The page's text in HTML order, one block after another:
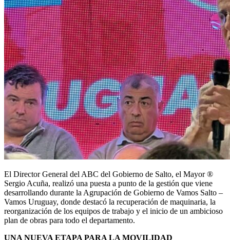
El Director General del ABC del Gobierno de Salto, el Mayor ®
Sergio Acuña, realizó una puesta a punto de la gestión que viene
desarrollando durante la Agrupación de Gobierno de Vamos Salto –
Vamos Uruguay, donde destacó la recuperación de maquinaria, la
reorganización de los equipos de trabajo y el inicio de un ambicioso
plan de obras para todo el departamento.
UNA NUEVA ETAPA PARA LA MOVILIDAD